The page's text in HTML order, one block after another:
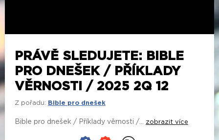
PRÁVĚ SLEDUJETE: BIBLE
PRO DNEŠEK / PŘÍKLADY
VĚRNOSTI / 2025 2Q 12
Z pořadu: Bible pro dnešek
Bible pro dnešek / Příklady věrnosti /... zobrazit více